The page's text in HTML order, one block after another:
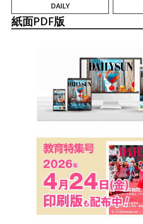
DAILY
紙面PDF版